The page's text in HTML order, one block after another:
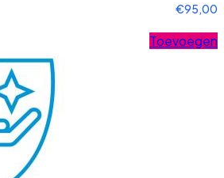
€95,00
Toevoegen